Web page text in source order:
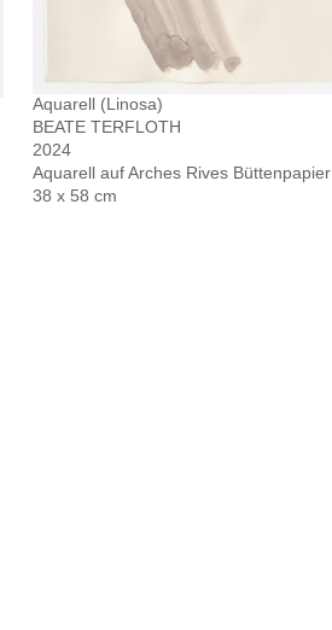
Aquarell (Linosa)
BEATE TERFLOTH
2024
Aquarell auf Arches Rives Büttenpapier
38 x 58 cm